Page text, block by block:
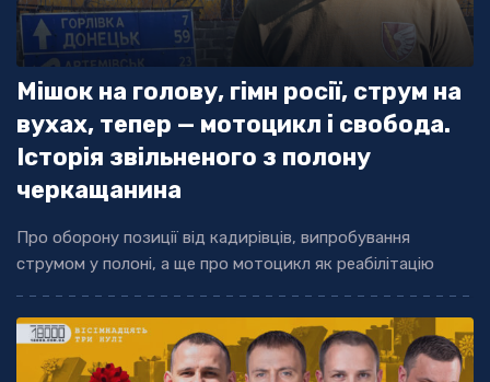
Мішок на голову, гімн росії, струм на
вухах, тепер — мотоцикл і свобода.
Історія звільненого з полону
черкащанина
Про оборону позиції від кадирівців, випробування
струмом у полоні, а ще про мотоцикл як реабілітацію